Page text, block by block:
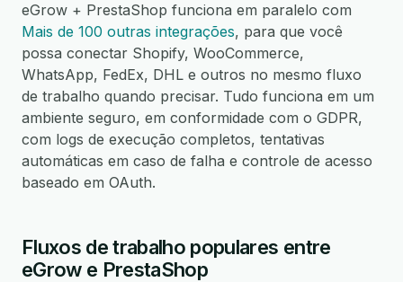
eGrow + PrestaShop funciona em paralelo com
Mais de 100 outras integrações, para que você
possa conectar Shopify, WooCommerce,
WhatsApp, FedEx, DHL e outros no mesmo fluxo
de trabalho quando precisar. Tudo funciona em um
ambiente seguro, em conformidade com o GDPR,
com logs de execução completos, tentativas
automáticas em caso de falha e controle de acesso
baseado em OAuth.
Fluxos de trabalho populares entre
eGrow e PrestaShop